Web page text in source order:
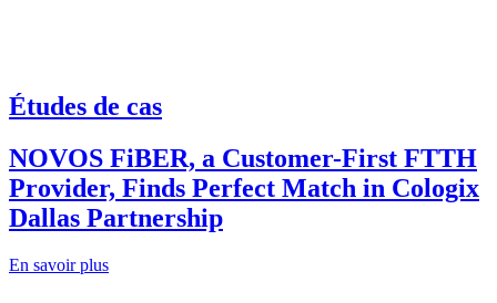
Études de cas
NOVOS FiBER, a Customer-First FTTH
Provider, Finds Perfect Match in Cologix
Dallas Partnership
En savoir plus